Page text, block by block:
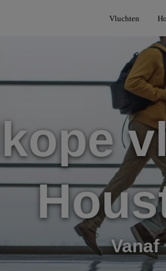
Vluchten
Vanaf